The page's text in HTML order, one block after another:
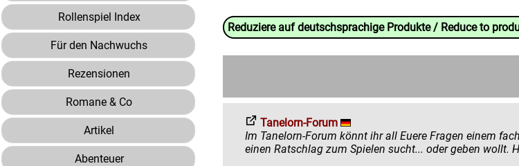
Rollenspiel Index
Für den Nachwuchs
Rezensionen
Romane & Co
Artikel
Abenteuer
Reduziere auf deutschsprachige Produkte / Reduce to
Tanelorn-Forum
Im Tanelorn-Forum könnt ihr all Euere Fragen einem fachkundigen Publikum